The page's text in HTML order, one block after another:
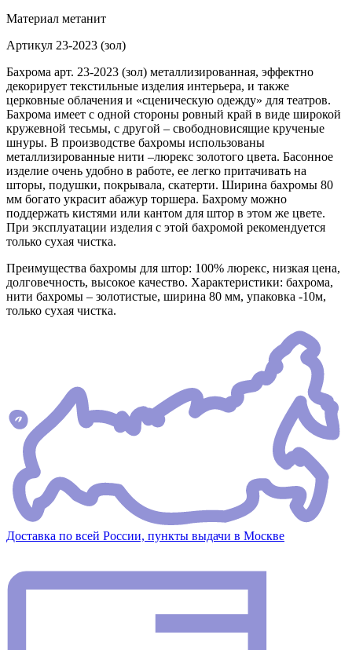
Материал метанит
Артикул 23-2023 (зол)
Бахрома арт. 23-2023 (зол) металлизированная, эффектно
декорирует текстильные изделия интерьера, и также
церковные облачения и «сценическую одежду» для театров.
Бахрома имеет с одной стороны ровный край в виде широкой
кружевной тесьмы, с другой – свободновисящие крученые
шнуры. В производстве бахромы использованы
металлизированные нити –люрекс золотого цвета. Басонное
изделие очень удобно в работе, ее легко притачивать на
шторы, подушки, покрывала, скатерти. Ширина бахромы 80
мм богато украсит абажур торшера. Бахрому можно
поддержать кистями или кантом для штор в этом же цвете.
При эксплуатации изделия с этой бахромой рекомендуется
только сухая чистка.
Преимущества бахромы для штор: 100% люрекс, низкая цена,
долговечность, высокое качество. Характеристики: бахрома,
нити бахромы – золотистые, ширина 80 мм, упаковка -10м,
только сухая чистка.
Доставка по всей России, пункты выдачи в Москве